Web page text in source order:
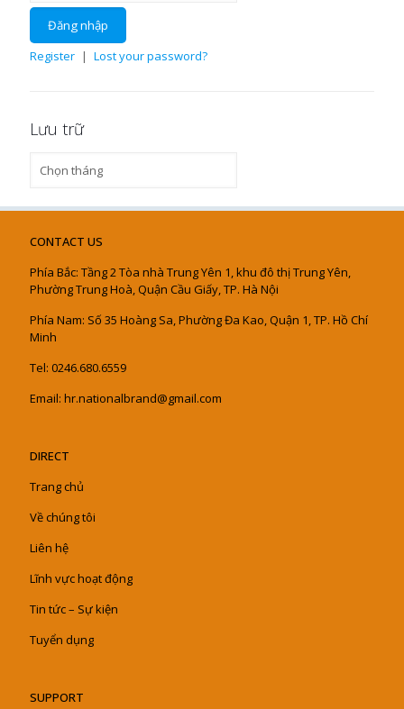
Register | Lost your password?
Lưu trữ
trữ
CONTACT US
Phía Bắc: Tầng 2 Tòa nhà Trung Yên 1, khu đô thị Trung Yên,
Phường Trung Hoà, Quận Cầu Giấy, TP. Hà Nội
Phía Nam: Số 35 Hoàng Sa, Phường Đa Kao, Quận 1, TP. Hồ Chí
Minh
Tel: 0246.680.6559
Email: hr.nationalbrand@gmail.com
DIRECT
Trang chủ
Về chúng tôi
Liên hệ
Lĩnh vực hoạt động
Tin tức – Sự kiện
Tuyển dụng
SUPPORT